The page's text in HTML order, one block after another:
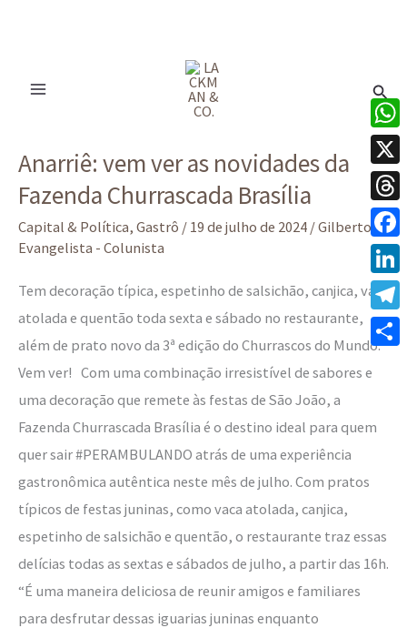
Anarriê: vem ver as novidades da
Fazenda Churrascada Brasília
Capital & Política, Gastrô / 19 de julho de 2024 /Gilberto
Evangelista - Colunista
Tem decoração típica, espetinho de salsichão, canjica, vaca
atolada e quentão toda sexta e sábado no restaurante,
além de prato novo da 3ª edição do Churrascos do Mundo.
Vem ver! Com uma combinação irresistível de sabores e
uma decoração que remete às festas de São João, a
Fazenda Churrascada Brasília é o destino ideal para quem
quer sair #PERAMBULANDO atrás de uma experiência
gastronômica autêntica neste mês de julho. Com pratos
típicos de festas juninas, como vaca atolada, canjica,
espetinho de salsichão e quentão, o restaurante traz essas
delícias todas as sextas e sábados de julho, a partir das 16h.
“É uma maneira deliciosa de reunir amigos e familiares
para desfrutar dessas iguarias juninas enquanto
vem
ver
as
novidades
Fazenda
Churrascada
Brasília
X